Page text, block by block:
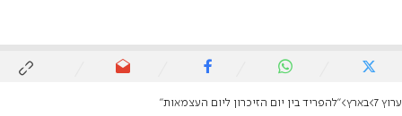
ערוץ 7 בארץ "להפריד בין יום הזיכרון ליום העצמאות"